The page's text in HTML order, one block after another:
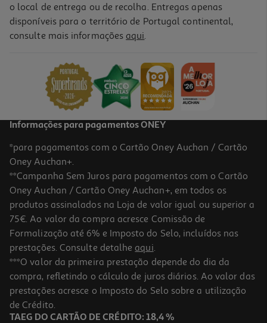
Fritadeira Air Fryer Qilive Q.5464 5 L 1500 W
45,99 €
Fritadeira Air Fryer Bosch Mafd661b4 Serie 6 12 L
219.99 €/un
219,99 €
o local de entrega ou de recolha. Entregas apenas
disponíveis para o território de Portugal continental,
consulte mais informações aqui.
Informações para pagamentos ONEY
*para pagamentos com o Cartão Oney Auchan / Cartão
Oney Auchan+.
**Campanha Sem Juros para pagamentos com o Cartão
Oney Auchan / Cartão Oney Auchan+, em todos os
produtos assinalados na Loja de valor igual ou superior a
75€. Ao valor da compra acresce Comissão de
Formalização até 6% e Imposto do Selo, incluídos nas
prestações. Consulte detalhe aqui.
***O valor da primeira prestação depende do dia da
compra, refletindo o cálculo de juros diários. Ao valor das
prestações acresce o Imposto do Selo sobre a utilização
de Crédito.
TAEG DO CARTÃO DE CRÉDITO: 18,4 %